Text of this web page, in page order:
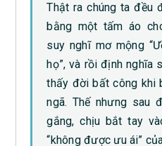
Thật ra chúng ta đều
bằng một tấm áo
suy nghĩ mơ mộng
họ”, và rồi định nghĩa
thấy đời bất công khi
ngã. Thế nhưng sau
gắng, chịu bắt tay
“không được ưu ái”